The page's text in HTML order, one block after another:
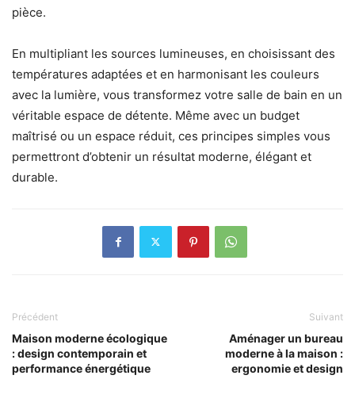
pièce.
En multipliant les sources lumineuses, en choisissant des
températures adaptées et en harmonisant les couleurs
avec la lumière, vous transformez votre salle de bain en un
véritable espace de détente. Même avec un budget
maîtrisé ou un espace réduit, ces principes simples vous
permettront d’obtenir un résultat moderne, élégant et
durable.
Précédent
Maison moderne écologique
: design contemporain et
performance énergétique
Suivant
Aménager un bureau
moderne à la maison :
ergonomie et design